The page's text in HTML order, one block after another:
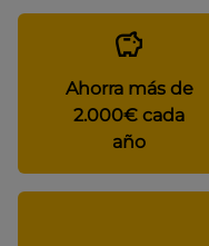
Ahorra más de
2.000€ cada
año